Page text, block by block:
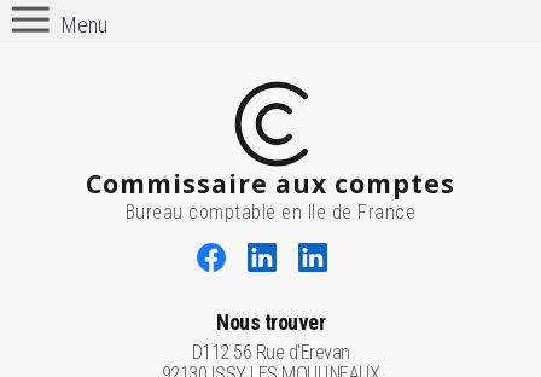
Menu
Commissaire aux comptes
Bureau comptable en Ile de France
Nous trouver
D112 56 Rue d'Erevan